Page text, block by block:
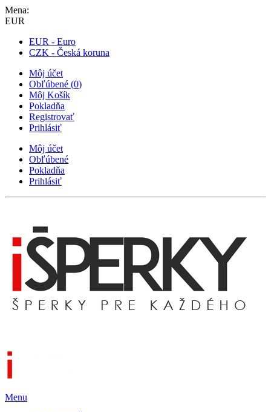
Mena:
EUR
EUR - Euro
CZK - Česká koruna
Môj účet
Obľúbené (0)
Môj Košík
Pokladňa
Registrovať
Prihlásiť
Môj účet
Obľúbené
Pokladňa
Prihlásiť
Menu